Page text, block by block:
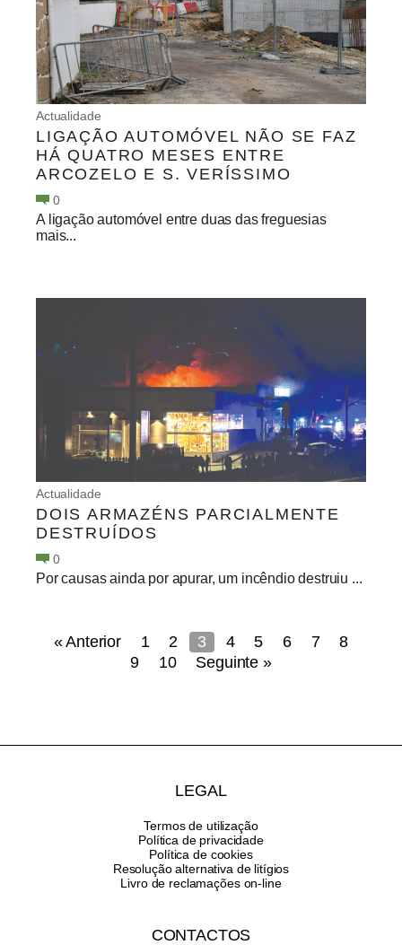
Actualidade
LIGAÇÃO AUTOMÓVEL NÃO SE FAZ
HÁ QUATRO MESES ENTRE
ARCOZELO E S. VERÍSSIMO
0
A ligação automóvel entre duas das freguesias
mais...
Actualidade
DOIS ARMAZÉNS PARCIALMENTE
DESTRUÍDOS
0
Por causas ainda por apurar, um incêndio destruiu ...
« Anterior 1 2 3 4 5 6 7
8
9
10 Seguinte »
LEGAL
Termos de utilização
Política de privacidade
Política de cookies
Resolução alternativa de litígios
Livro de reclamações on-line
CONTACTOS